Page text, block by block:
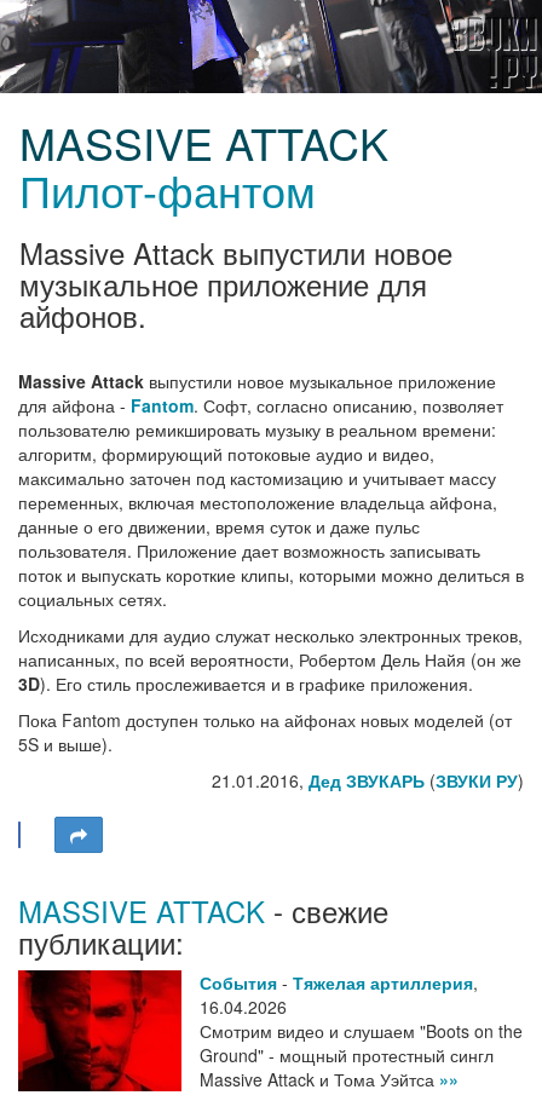
MASSIVE ATTACK
Пилот-фантом
Massive Attack выпустили новое
музыкальное приложение для
айфонов.
Massive Attack выпустили новое музыкальное приложение
для айфона - Fantom. Софт, согласно описанию, позволяет
пользователю ремикшировать музыку в реальном времени:
алгоритм, формирующий потоковые аудио и видео,
максимально заточен под кастомизацию и учитывает массу
переменных, включая местоположение владельца айфона,
данные о его движении, время суток и даже пульс
пользователя. Приложение дает возможность записывать
поток и выпускать короткие клипы, которыми можно делиться в
социальных сетях.
Исходниками для аудио служат несколько электронных треков,
написанных, по всей вероятности, Робертом Дель Найя (он же
3D). Его стиль прослеживается и в графике приложения.
Пока Fantom доступен только на айфонах новых моделей (от
5S и выше).
21.01.2016, Дед ЗВУКАРЬ (ЗВУКИ РУ)
MASSIVE ATTACK - свежие
публикации:
События - Тяжелая артиллерия,
16.04.2026
Смотрим видео и слушаем "Boots on the
Ground" - мощный протестный сингл
Massive Attack и Тома Уэйтса »»